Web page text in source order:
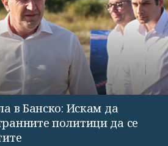
в Банско: Искам да
политици да се